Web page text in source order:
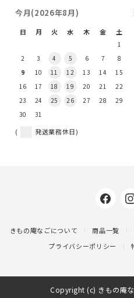
今月(2026年8月)
日 月 火 水 木 金 土
1
2
3 4 5 6 7
8
9
10 11 12 13 14
15
16
17 18 19 20 21
22
23
24 25 26 27 28
29
30
31
( 発送業務休日)
きもの庵なごについて 商品一覧
プライバシーポリシー
Copyright (c) きもの庵